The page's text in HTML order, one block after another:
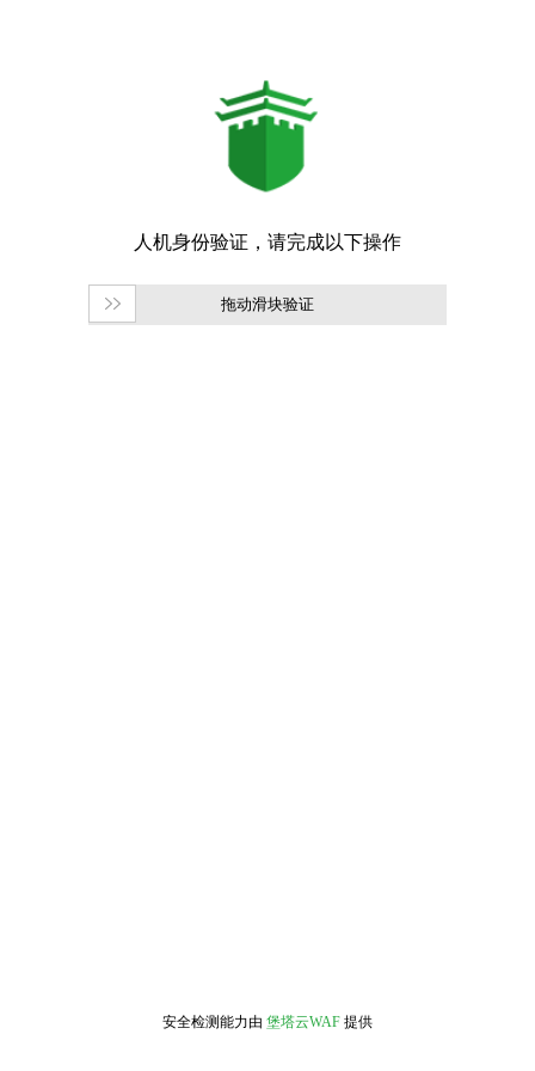
拖动滑块验证
安全检测能力由 堡塔云WAF 提供